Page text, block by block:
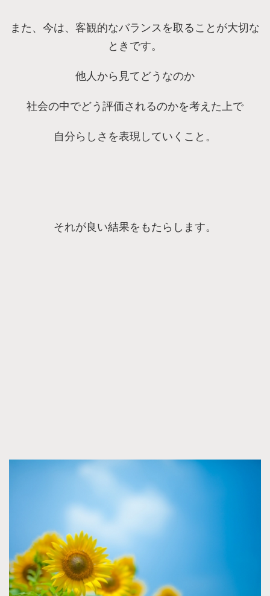
また、今は、客観的なバランスを取ることが大切な
ときです。
他人から見てどうなのか
社会の中でどう評価されるのかを考えた上で
自分らしさを表現していくこと。
それが良い結果をもたらします。